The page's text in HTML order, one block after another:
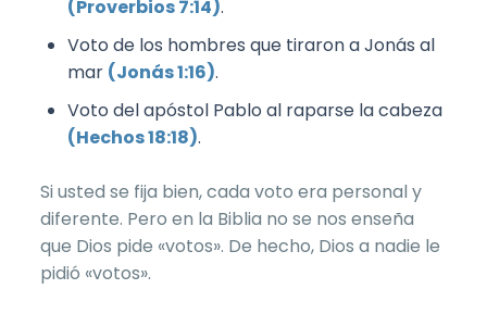
(Proverbios 7:14).
Voto de los hombres que tiraron a Jonás al
mar (Jonás 1:16).
Voto del apóstol Pablo al raparse la cabeza
(Hechos 18:18).
Si usted se fija bien, cada voto era personal y
diferente. Pero en la Biblia no se nos enseña
que Dios pide «votos». De hecho, Dios a nadie le
pidió «votos».